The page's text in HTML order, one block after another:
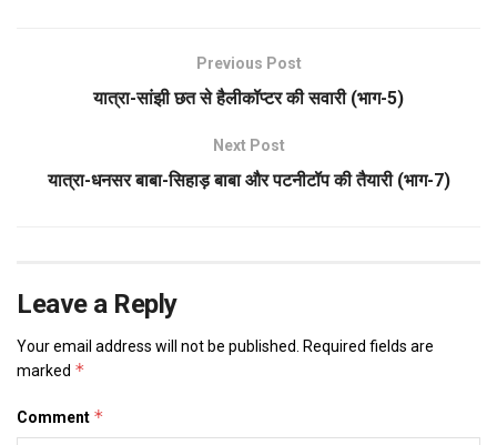
Previous Post
यात्रा-सांझी छत से हैलीकॉप्टर की सवारी (भाग-5)
Next Post
यात्रा-धनसर बाबा-सिहाड़ बाबा और पटनीटॉप की तैयारी (भाग-7)
Leave a Reply
Your email address will not be published.
Required fields are
marked *
Comment *